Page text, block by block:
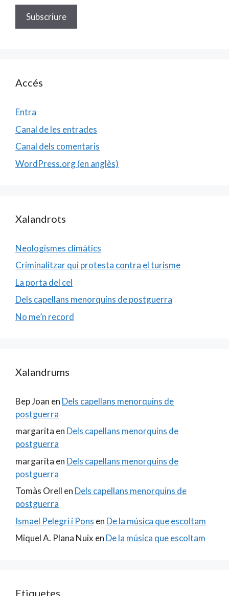
Accés
Entra
Canal de les entrades
Canal dels comentaris
WordPress.org (en anglès)
Xalandrots
Neologismes climàtics
Criminalitzar qui protesta contra el turisme
La porta del cel
Dels capellans menorquins de postguerra
No me’n record
Xalandrums
Bep Joan en Dels capellans menorquins de
postguerra
margarita en Dels capellans menorquins de
postguerra
margarita en Dels capellans menorquins de
postguerra
Tomàs Orell en Dels capellans menorquins de
postguerra
Ismael Pelegrí i Pons en De la música que escoltam
Miquel A. Plana Nuix en De la música que escoltam
Etiquetes